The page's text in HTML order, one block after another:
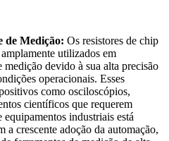
de Medição: Os resistores de chip
utilizados em
devido à sua alta precisão
operacionais. Esses
como osciloscópios,
científicos que requerem
industriais está
a crescente adoção da automação,